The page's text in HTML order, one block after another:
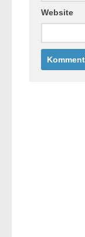
Website